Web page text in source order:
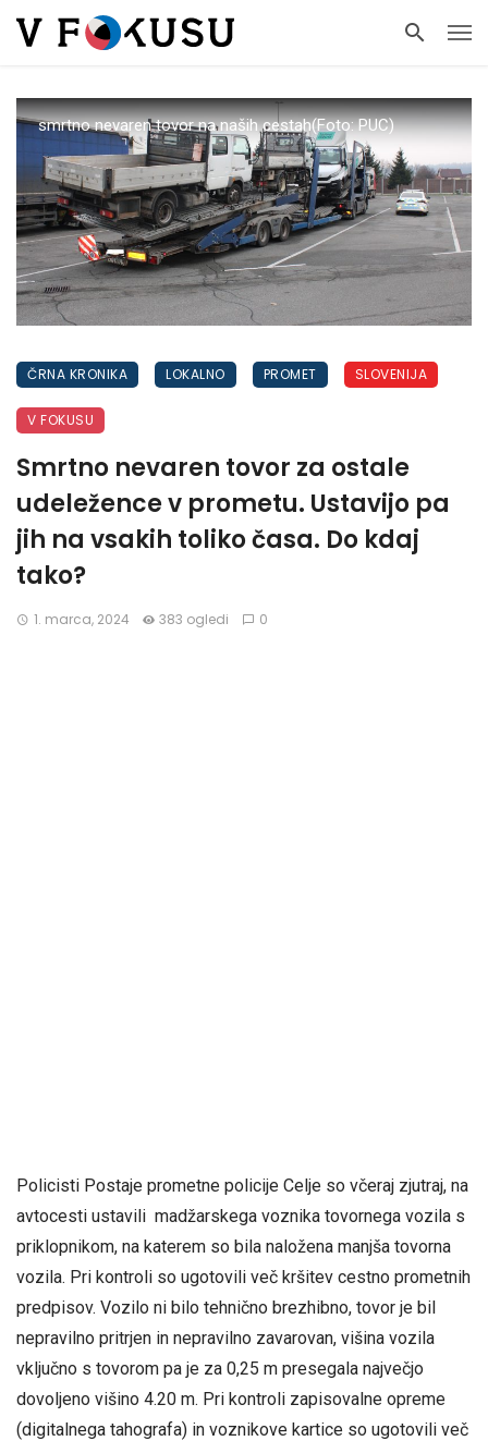
smrtno nevaren tovor na naših cestah(Foto: PUC)
ČRNA KRONIKA LOKALNO PROMET SLOVENIJA
V FOKUSU
Smrtno nevaren tovor za ostale
udeležence v prometu. Ustavijo pa
jih na vsakih toliko časa. Do kdaj
tako?
1. marca, 2024 383 ogledi 0
Policisti Postaje prometne policije Celje so včeraj zjutraj, na
avtocesti ustavili madžarskega voznika tovornega vozila s
priklopnikom, na katerem so bila naložena manjša tovorna
vozila. Pri kontroli so ugotovili več kršitev cestno prometnih
predpisov. Vozilo ni bilo tehnično brezhibno, tovor je bil
nepravilno pritrjen in nepravilno zavarovan, višina vozila
vključno s tovorom pa je za 0,25 m presegala največjo
dovoljeno višino 4.20 m. Pri kontroli zapisovalne opreme
(digitalnega tahografa) in voznikove kartice so ugotovili več